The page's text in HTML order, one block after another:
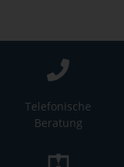
Telefonische
Beratung